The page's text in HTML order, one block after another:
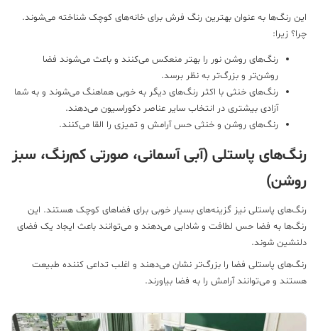
رنگ‌ها به عنوان بهترین رنگ فرش برای خانه‌های کوچک شناخته می‌شوند.
زیرا:
رنگ‌های روشن نور را بهتر منعکس می‌کنند و باعث می‌شوند فضا
روشن‌تر و بزرگ‌تر به نظر برسد.
رنگ‌های خنثی با اکثر رنگ‌های دیگر به خوبی هماهنگ می‌شوند و به شما
آزادی بیشتری در انتخاب سایر عناصر دکوراسیون می‌دهند.
رنگ‌های روشن و خنثی حس آرامش و تمیزی را القا می‌کنند.
پاستلی (آبی آسمانی، صورتی کم‌رنگ، سبز
پاستلی نیز گزینه‌های بسیار خوبی برای فضاهای کوچک هستند. این
به فضا حس لطافت و شادابی می‌دهند و می‌توانند باعث ایجاد یک فضای
شوند.
پاستلی فضا را بزرگ‌تر نشان می‌دهند و اغلب تداعی کننده طبیعت
و می‌توانند آرامش را به فضا بیاورند.